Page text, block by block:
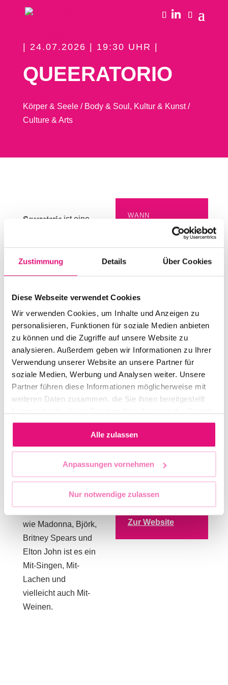
Zustimmung Details Über Cookies
Diese Webseite verwendet Cookies
Wir verwenden Cookies, um Inhalte und Anzeigen zu
personalisieren, Funktionen für soziale Medien anbieten
zu können und die Zugriffe auf unsere Website zu
analysieren. Außerdem geben wir Informationen zu Ihrer
Verwendung unserer Website an unsere Partner für
soziale Medien, Werbung und Analysen weiter. Unsere
Partner führen diese Informationen möglicherweise mit
weiteren Daten zusammen, die Sie ihnen bereitgestellt
gesammelt haben.
Alle zulassen
Anpassungen vornehmen
Nur notwendige zulassen
| 24.07.2026 | 19:30 UHR |
QUEERATORIO
Körper & Seele / Body & Soul , Kultur & Kunst /
Culture & Arts
𝕼𝖚𝖊𝖊𝖗𝖆𝖙𝖔𝖗𝖎𝖔 ist eine
Performance in der
Kirche. Sie ist queer,
poppig, schräg,
ausgelegt, ein
Gemeinschaftsgefühl
zu schaffen.
Sie interpretiert die
Struktur der Heiligen
Messe neu und lädt
das Publikum ein, zu
der Definition
queerer Spiritualität
zu werden.
Mit ikonischen
wie Madonna, Björk,
Britney Spears und
Elton John ist es ein
Mit-Singen, Mit-
Lachen und
vielleicht auch Mit-
Weinen.
WANN
24.07.2026, 19:30
Startbahn Berlin,
Herrfurthplatz 14
VERANSTALTER:IN
Bright, Start
Bahn Church
EINTRITT
Eintritt frei / Free
admission
WEBSITE
Zur Website